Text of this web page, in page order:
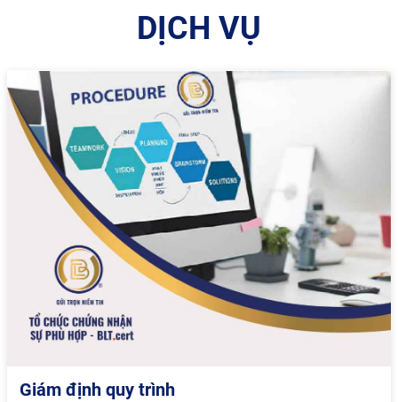
DỊCH VỤ
Giám định quy trình